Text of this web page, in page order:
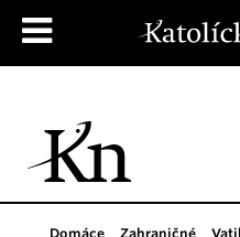
Domáce Zahraničné